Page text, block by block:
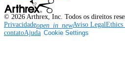
© 2026 Arthrex, Inc. Todos os direitos
Privacidadeopen_in_newAviso LegalEthics
contatoAjuda Cookie Settings